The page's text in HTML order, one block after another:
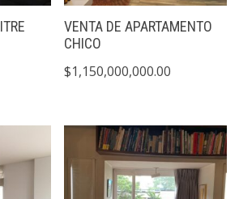
VENTA DE APARTAMENTO
CHICO
$1,150,000,000.00